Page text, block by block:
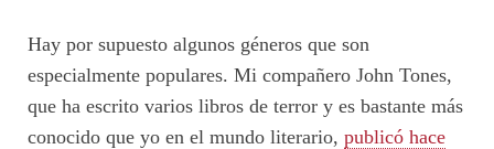
Hay por supuesto algunos géneros que son
especialmente populares. Mi compañero John Tones,
que ha escrito varios libros de terror y es bastante más
conocido que yo en el mundo literario, publicó hace